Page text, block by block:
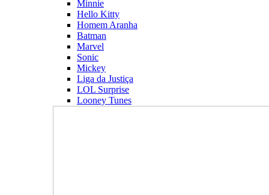
Minnie
Hello Kitty
Homem Aranha
Batman
Marvel
Sonic
Mickey
Liga da Justiça
LOL Surprise
Looney Tunes